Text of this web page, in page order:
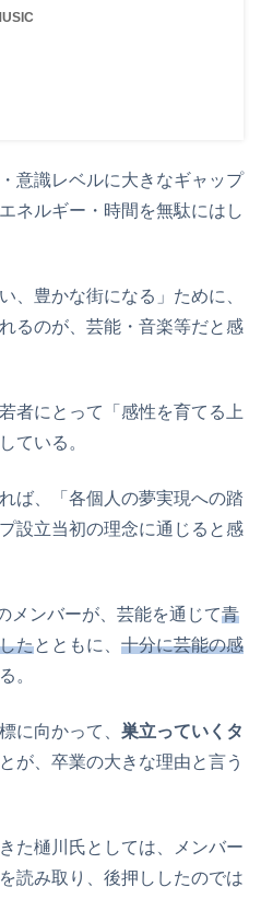
意識レベルに大きなギャップ
ネルギー・時間を無駄にはし
、豊かな街になる」ために、
るのが、芸能・音楽等だと感
者にとって「感性を育てる上
ている。
ば、「各個人の夢実現への踏
設立当初の理念に通じると感
メンバーが、芸能を通じて青
たとともに、 十分に芸能の感
。
に向かって、 巣立っていくタ
が、卒業の大きな理由と言う
た樋川氏としては、メンバー
読み取り、後押ししたのでは